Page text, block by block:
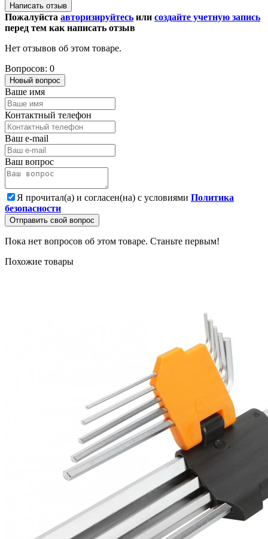
Написать отзыв
Пожалуйста авторизируйтесь или создайте учетную запись
перед тем как написать отзыв
Нет отзывов об этом товаре.
Вопросов: 0
Новый вопрос
Ваше имя
Контактный телефон
Ваш e-mail
Ваш вопрос
Я прочитал(а) и согласен(на) с условиями Политика
безопасности
Отправить свой вопрос
Пока нет вопросов об этом товаре. Станьте первым!
Похожие товары